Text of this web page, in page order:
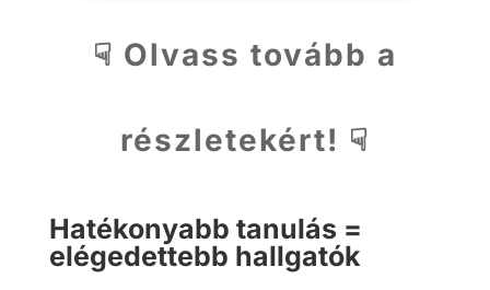
☟ Olvass tovább a
részletekért! ☟
Hatékonyabb tanulás =
elégedettebb hallgatók